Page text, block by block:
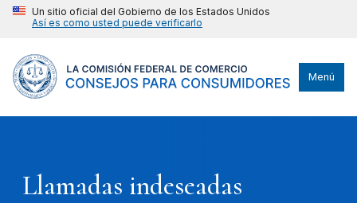
Un sitio oficial del Gobierno de los Estados Unidos
Así es como usted puede verificarlo
Menú
Llamadas indeseadas